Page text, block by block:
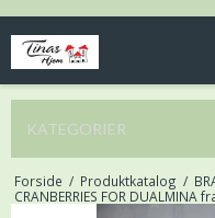
KATEGORIER
Forside / Produktkatalog /
CRANBERRIES FOR DUALMINA